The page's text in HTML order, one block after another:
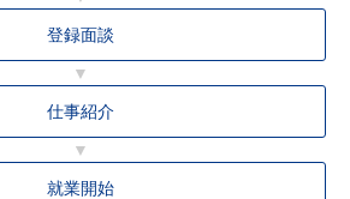
登録面談
仕事紹介
就業開始